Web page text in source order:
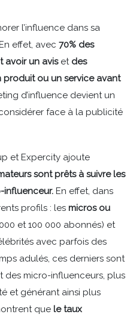
l’influence dans sa
effet, avec 70% des
avoir un aviset des
produit ou un service avant
d’influence devient un
face à la publicité
et Expercity ajoute
sont prêts à suivre les
influenceur. En effet, dans
profils : les micros ou
et 100 000 abonnés) et
avec parfois des
adulés, ces derniers sont
des micro-influenceurs, plus
et générant ainsi plus
que le taux